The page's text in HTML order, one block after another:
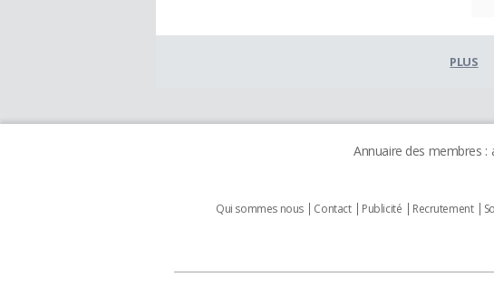
PLUS
Annuaire des membres :
Qui sommes nous Contact Publicité Recrutement